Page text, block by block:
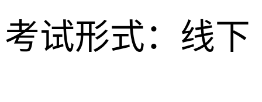
考试形式：线下